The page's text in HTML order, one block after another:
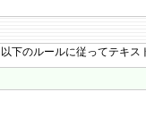
下のルールに従ってテキス